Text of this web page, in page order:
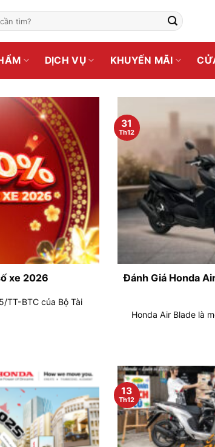
DỊCH VỤ KHUYẾN MÃI
xe 2026
TT-BTC của Bộ Tài
Đánh Giá Honda
Honda Air Blade là
31
Th12
13
Th12